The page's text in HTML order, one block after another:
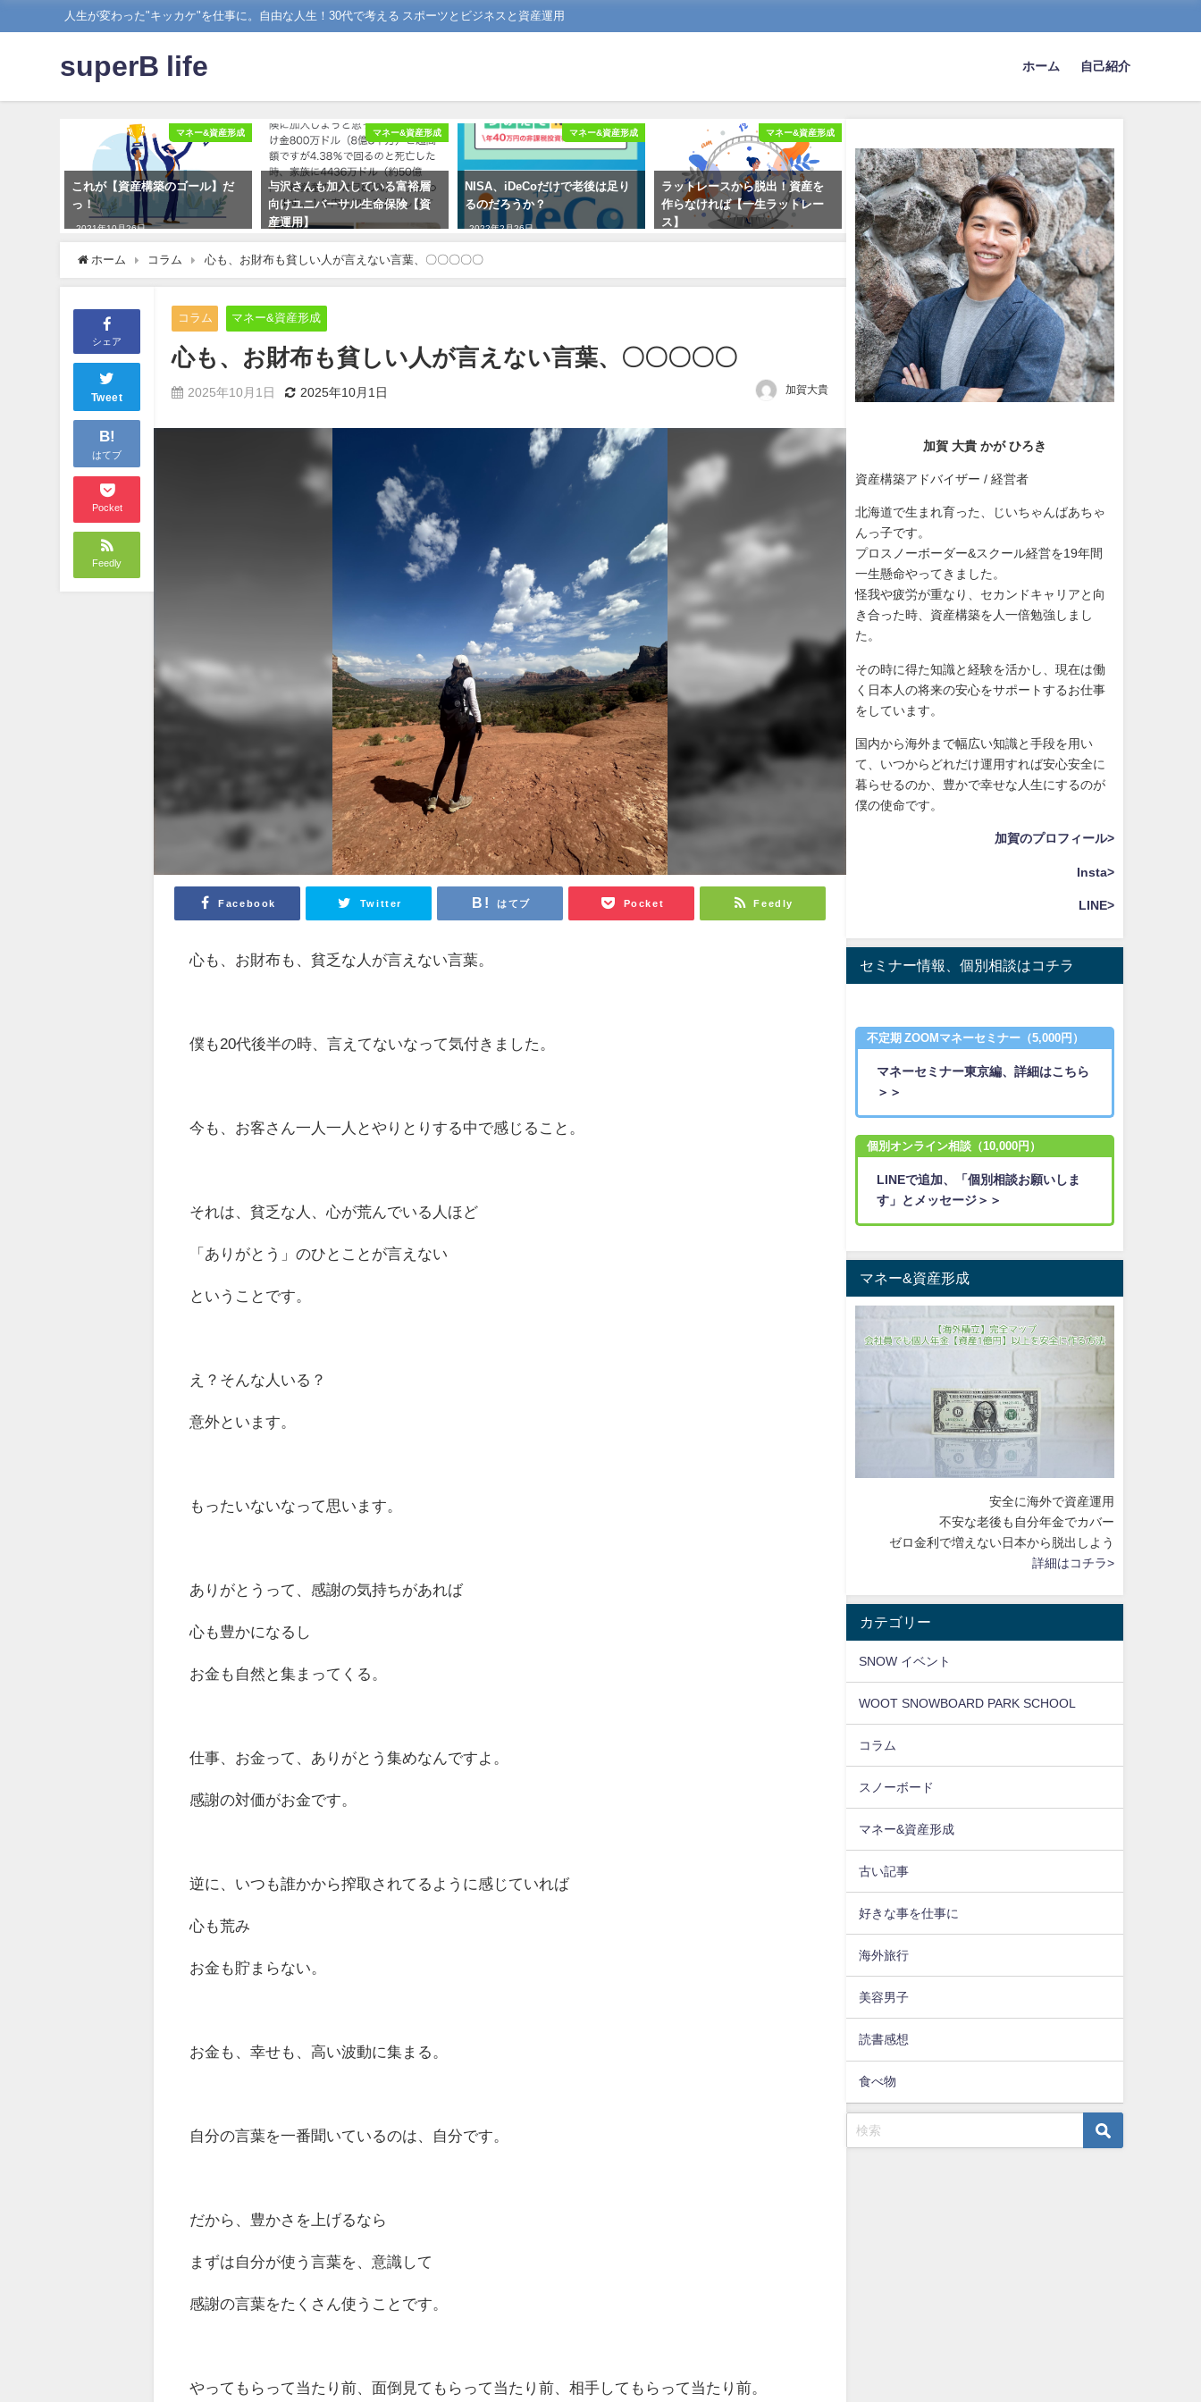
人生が変わった"キッカケ"を仕事に。自由な人生！30代で考える スポーツとビジネスと資産運用
superB life ホーム 自己紹介
マネー&資産形成
これが【資産構築のゴール】だ
っ！
2021年10月26日
マネー&資産形成
与沢さんも加入している富裕層
向けユニバーサル生命保険【資
産運用】
マネー&資産形成
NISA、iDeCoだけで老後は足り
るのだろうか？
2022年2月26日
マネー&資産形成
ラットレースから脱出！資産を
作らなければ【一生ラットレー
ス】
ホーム コラム 心も、お財布も貧しい人が言えない言葉、〇〇〇〇〇
シェア
Tweet
B!
はてブ
Pocket
Feedly
コラム マネー&資産形成
心も、お財布も貧しい人が言えない言葉、〇〇〇〇〇
2025年10月1日 2025年10月1日 加賀大貴
Facebook Twitter はてブ Pocket Feedly
心も、お財布も、貧乏な人が言えない言葉。
僕も20代後半の時、言えてないなって気付きました。
今も、お客さん一人一人とやりとりする中で感じること。
それは、貧乏な人、心が荒んでいる人ほど
「ありがとう」のひとことが言えない
ということです。
え？そんな人いる？
意外といます。
もったいないなって思います。
ありがとうって、感謝の気持ちがあれば
心も豊かになるし
お金も自然と集まってくる。
仕事、お金って、ありがとう集めなんですよ。
感謝の対価がお金です。
逆に、いつも誰かから搾取されてるように感じていれば
心も荒み
お金も貯まらない。
お金も、幸せも、高い波動に集まる。
自分の言葉を一番聞いているのは、自分です。
だから、豊かさを上げるなら
まずは自分が使う言葉を、意識して
感謝の言葉をたくさん使うことです。
やってもらって当たり前、面倒見てもらって当たり前、相手してもらって当たり前。
加賀 大貴 かが ひろき
資産構築アドバイザー / 経営者
北海道で生まれ育った、じいちゃんばあちゃ
んっ子です。
プロスノーボーダー&スクール経営を19年間
一生懸命やってきました。
怪我や疲労が重なり、セカンドキャリアと向
き合った時、資産構築を人一倍勉強しまし
た。
その時に得た知識と経験を活かし、現在は働
く日本人の将来の安心をサポートするお仕事
をしています。
国内から海外まで幅広い知識と手段を用い
て、いつからどれだけ運用すれば安心安全に
暮らせるのか、豊かで幸せな人生にするのが
僕の使命です。
加賀のプロフィール>
Insta>
LINE>
セミナー情報、個別相談はコチラ
不定期 ZOOMマネーセミナー（5,000円）
マネーセミナー東京編、詳細はこちら
＞＞
個別オンライン相談（10,000円）
LINEで追加、「個別相談お願いしま
す」とメッセージ＞＞
マネー&資産形成
安全に海外で資産運用
不安な老後も自分年金でカバー
ゼロ金利で増えない日本から脱出しよう
詳細はコチラ>
カテゴリー
SNOW イベント
WOOT SNOWBOARD PARK SCHOOL
コラム
スノーボード
マネー&資産形成
古い記事
好きな事を仕事に
海外旅行
美容男子
読書感想
食べ物